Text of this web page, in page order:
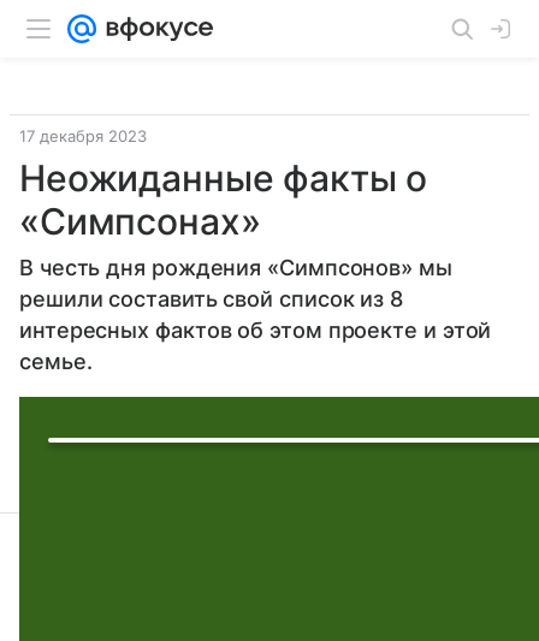
17 декабря 2023
Неожиданные факты о
«Симпсонах»
В честь дня рождения «Симпсонов» мы
решили составить свой список из 8
интересных фактов об этом проекте и этой
семье.
Поделиться